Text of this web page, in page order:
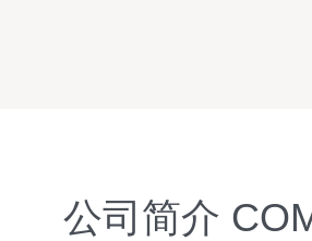
公司简介